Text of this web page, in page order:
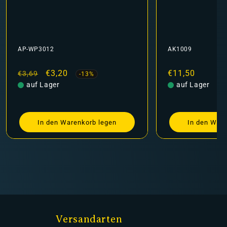
AP-WP3012
Normaler
Preis
€3,69 Verkaufspreis
€3,20 -13%
auf Lager
In den Warenkorb legen
AK1009
Normaler
Preis
€11,50
auf Lager
In den
Versandarten